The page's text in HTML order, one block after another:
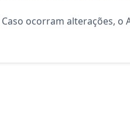
ocorram alterações, o